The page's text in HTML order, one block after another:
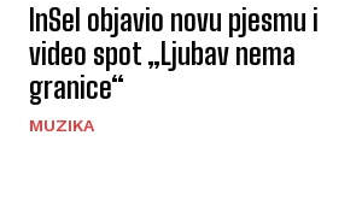
InSel objavio novu pjesmu i
video spot „Ljubav nema
granice“
MUZIKA